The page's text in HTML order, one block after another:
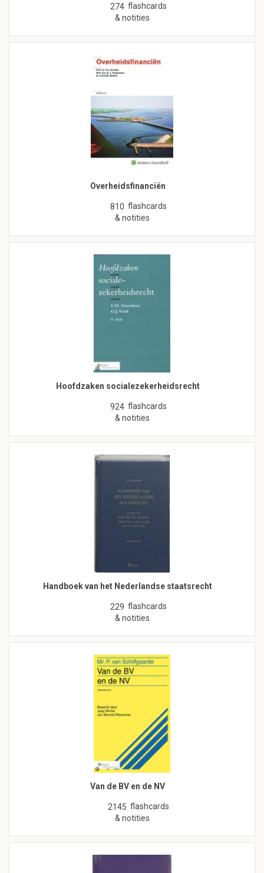
274 flashcards
& notities
Overheidsfinanciën
810 flashcards
& notities
Hoofdzaken socialezekerheidsrecht
924 flashcards
& notities
Handboek van het Nederlandse staatsrecht
229 flashcards
& notities
Van de BV en de NV
2145 flashcards
& notities